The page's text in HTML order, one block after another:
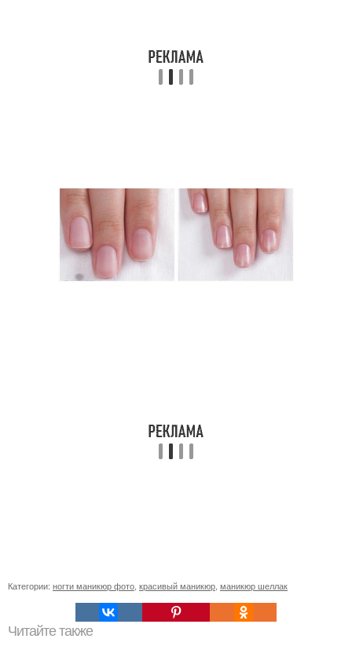
Категории: ногти маникюр фото красивый маникюр маникюр шеллак
Читайте также